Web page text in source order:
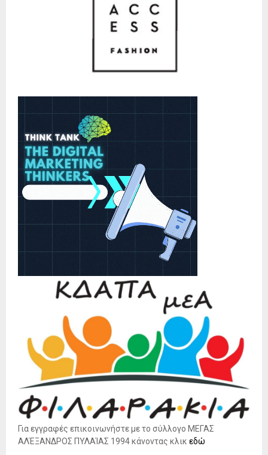
Για εγγραφές επικοινωνήστε με το σύλλογο ΜΕΓΑΣ
ΑΛΈΞΑΝΔΡΟΣ ΠΥΛΑΊΑΣ 1994 κάνοντας κλικ εδώ